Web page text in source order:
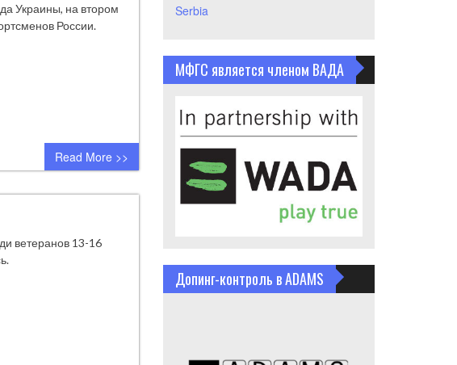
Украины, на втором
России.
Read More >>
ветеранов 13-16
Serbia
МФГС является членом ВАДА
Допинг-контроль в ADAMS